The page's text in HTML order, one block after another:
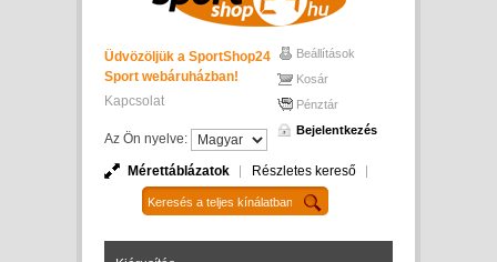
Üdvözöljük a SportShop24
Sport webáruházban!
Kapcsolat
Az Ön nyelve:
Beállítások
Kosár
Pénztár
Bejelentkezés
Mérettáblázatok Részletes kereső